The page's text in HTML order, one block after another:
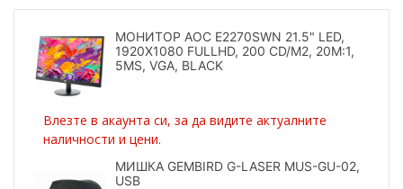
МОНИТОР AOC E2270SWN 21.5" LED,
1920X1080 FULLHD, 200 CD/M2, 20M:1,
5MS, VGA, BLACK
Влезте в акаунта си, за да видите актуалните
наличности и цени.
МИШКА GEMBIRD G-LASER MUS-GU-02,
USB